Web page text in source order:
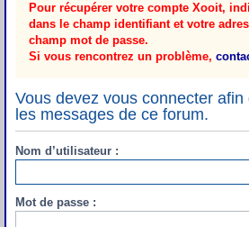
Pour récupérer votre compte Xooit,
dans le champ identifiant et votre
champ mot de passe.
Si vous rencontrez un problème,
Vous devez vous connecter
les messages de ce forum.
Nom d’utilisateur :
Mot de passe :